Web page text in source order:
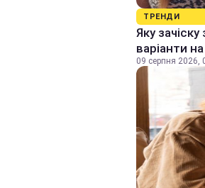
ТРЕНДИ
Яку
варіанти
09 серпня 2026,